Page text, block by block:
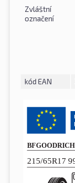
Zvláštní
označení
kód EAN